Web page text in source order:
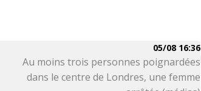
05/08 16:36
Au moins trois personnes poignardées
dans le centre de Londres, une femme